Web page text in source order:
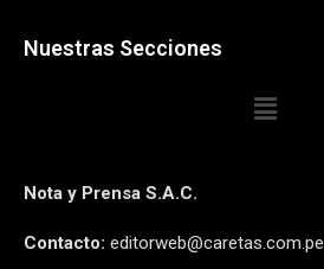
Nuestras Secciones
Nota y Prensa S.A.C.
Contacto: editorweb@caretas.com.pe